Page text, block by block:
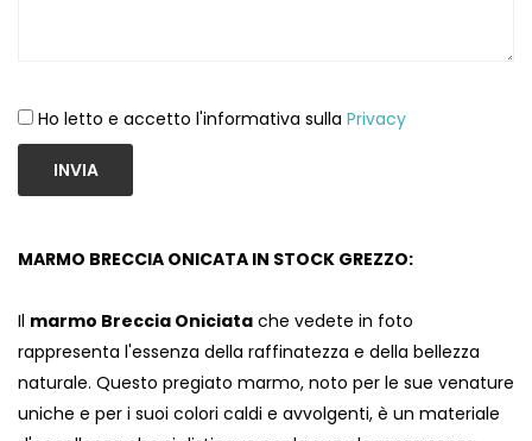
Ho letto e accetto l'informativa sulla Privacy
INVIA
MARMO BRECCIA ONICATA IN STOCK GREZZO:
Il marmo Breccia Oniciata che vedete in foto
rappresenta l'essenza della raffinatezza e della bellezza
naturale. Questo pregiato marmo, noto per le sue venature
uniche e per i suoi colori caldi e avvolgenti, è un materiale